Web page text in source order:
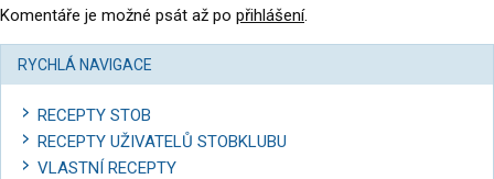
Komentáře je možné psát až po přihlášení.
RYCHLÁ NAVIGACE
RECEPTY STOB
RECEPTY UŽIVATELŮ STOBKLUBU
VLASTNÍ RECEPTY